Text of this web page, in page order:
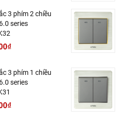
3 phím 2 chiều
series
3 phím 1 chiều
series